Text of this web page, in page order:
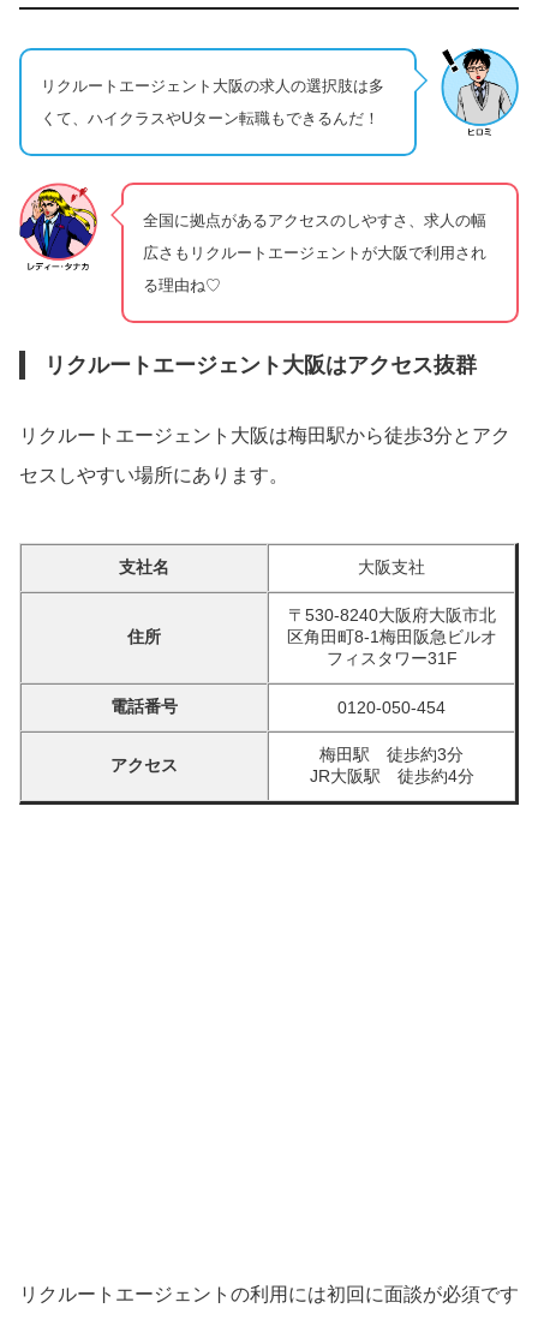
リクルートエージェント大阪の求人の選択肢は多
くて、ハイクラスやUターン転職もできるんだ！
全国に拠点があるアクセスのしやすさ、求人の幅
広さもリクルートエージェントが大阪で利用され
る理由ね♡
リクルートエージェント大阪はアクセス抜群
リクルートエージェント大阪は梅田駅から徒歩3分とアク
セスしやすい場所にあります。
支社名 大阪支社
住所
〒530-8240大阪府大阪市北
区角田町8-1梅田阪急ビルオ
フィスタワー31F
電話番号 0120-050-454
アクセス
梅田駅 徒歩約3分
JR大阪駅 徒歩約4分
リクルートエージェントの利用には初回に面談が必須です